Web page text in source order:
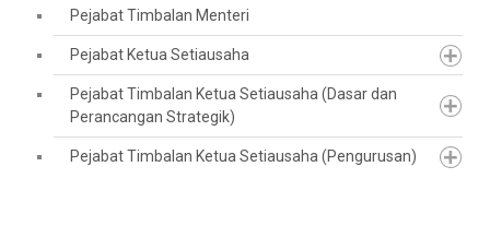
Pejabat Timbalan Menteri
Pejabat Ketua Setiausaha
Pejabat Timbalan Ketua Setiausaha (Dasar dan
Perancangan Strategik)
Pejabat Timbalan Ketua Setiausaha (Pengurusan)